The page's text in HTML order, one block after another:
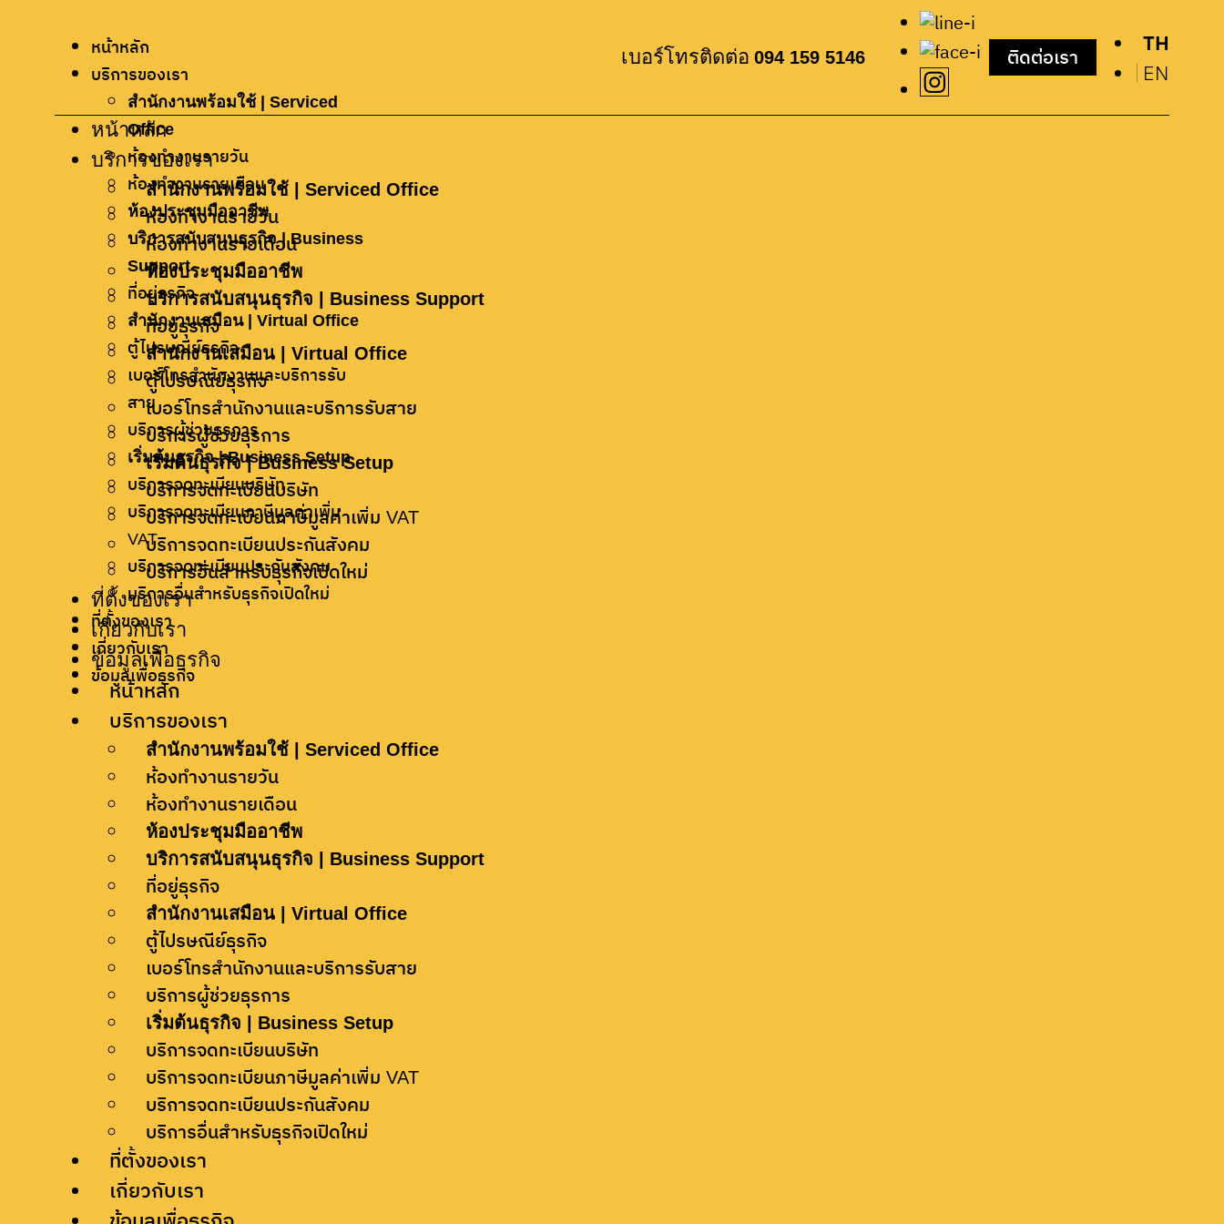
เบอร์โทรติดต่อ 094 159 5146 ติดต่อเรา
TH
EN
หน้าหลัก
บริการของเรา
สำนักงานพร้อมใช้ | Serviced Office
ห้องทำงานรายวัน
ห้องทำงานรายเดือน
ห้องประชุมมืออาชีพ
บริการสนับสนุนธุรกิจ | Business Support
ที่อยู่ธุรกิจ
สำนักงานเสมือน | Virtual Office
ตู้ไปรษณีย์ธุรกิจ
เบอร์โทรสำนักงานและบริการรับสาย
บริการผู้ช่วยธุรการ
เริ่มต้นธุรกิจ | Business Setup
บริการจดทะเบียนบริษัท
บริการจดทะเบียนภาษีมูลค่าเพิ่ม VAT
บริการจดทะเบียนประกันสังคม
บริการอื่นสำหรับธุรกิจเปิดใหม่
ที่ตั้งของเรา
เกี่ยวกับเรา
ข้อมูลเพื่อธุรกิจ
หน้าหลัก
บริการของเรา
สำนักงานพร้อมใช้ | Serviced Office
ห้องทำงานรายวัน
ห้องทำงานรายเดือน
ห้องประชุมมืออาชีพ
บริการสนับสนุนธุรกิจ | Business Support
ที่อยู่ธุรกิจ
สำนักงานเสมือน | Virtual Office
ตู้ไปรษณีย์ธุรกิจ
เบอร์โทรสำนักงานและบริการรับสาย
บริการผู้ช่วยธุรการ
เริ่มต้นธุรกิจ | Business Setup
บริการจดทะเบียนบริษัท
บริการจดทะเบียนภาษีมูลค่าเพิ่ม VAT
บริการจดทะเบียนประกันสังคม
บริการอื่นสำหรับธุรกิจเปิดใหม่
ที่ตั้งของเรา
เกี่ยวกับเรา
หน้าหลัก
บริการของเรา
สำนักงานพร้อมใช้ | Serviced
Office
ห้องทำงานรายวัน
ห้องทำงานรายเดือน
ห้องประชุมมืออาชีพ
บริการสนับสนุนธุรกิจ | Business
Support
ที่อยู่ธุรกิจ
สำนักงานเสมือน | Virtual Office
ตู้ไปรษณีย์ธุรกิจ
เบอร์โทรสำนักงานและบริการรับ
สาย
บริการผู้ช่วยธุรการ
เริ่มต้นธุรกิจ | Business Setup
บริการจดทะเบียนบริษัท
บริการจดทะเบียนภาษีมูลค่าเพิ่ม
VAT
บริการจดทะเบียนประกันสังคม
บริการอื่นสำหรับธุรกิจเปิดใหม่
ที่ตั้งของเรา
เกี่ยวกับเรา
ข้อมูลเพื่อธุรกิจ
ราคาเมื่อเทียบกับสิ่งที่ได้รับเหมาะสมมากค่ะ
หากคุณสนใจบริการ
ของเรากรุณากรอก
ข้อมูลที่นี่
ติดต่อเราทาง Live Chat
@foundoffice
094-159-5146
facebook.com/foundoffice
094-159-5146
Please enable JavaScript in your browser to complete this form.
เบอร์โทรศัพท์*
ข้าพเจ้ายินยอมให้บริษัท ฟาวด์ ออฟฟิศ จำกัด เก็บ รวบรวม และใช้ข้อมูลส่วนบุคคลของข้าพเจ้า เพื่อวัตถุประสงค์ในการให้บริการและติดต่อประสาน
งานตามที่ระบุไว้ในนโยบายความเป็นส่วนตัว
Companies that trust
FOUND OFFICE